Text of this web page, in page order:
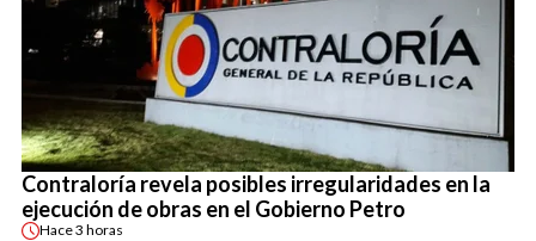
Contraloría revela posibles irregularidades en la
ejecución de obras en el Gobierno Petro
Hace3 horas